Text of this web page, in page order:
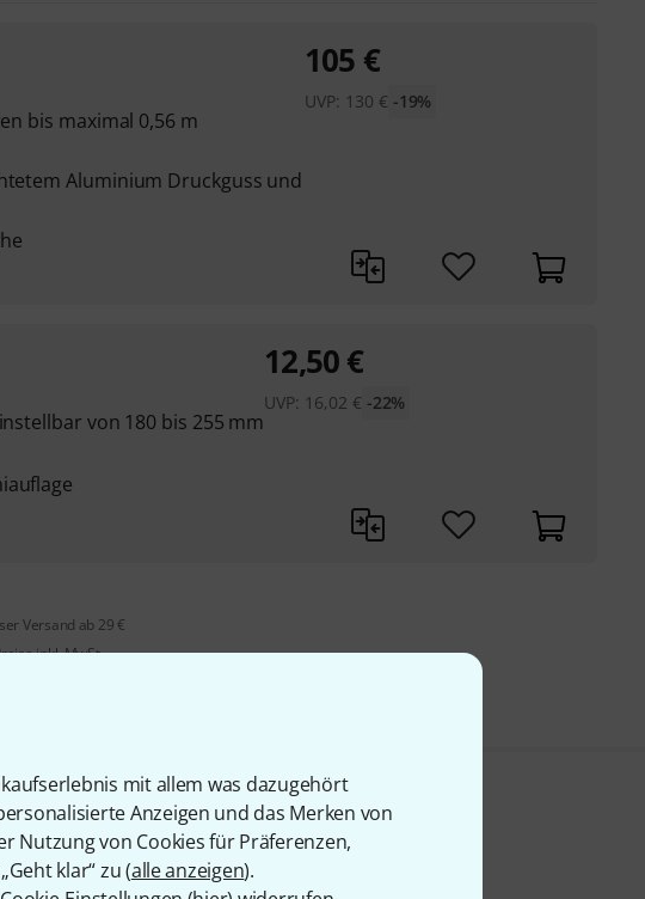
mit allem was dazugehört
Anzeigen und das Merken von
Nutzung von Cookies für Präferenzen,
klar“ zu (alle anzeigen).
bis maximal 0,56 m
Aluminium Druckguss und
105 €
UVP: 130 € -19%
von 180 bis 255 mm
12,50€
UVP: 16,02 € -22%
Versand ab 29 €
inkl. MwSt.